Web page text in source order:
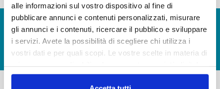
alle informazioni sul vostro dispositivo al fine di
pubblicare annunci e contenuti personalizzati, misurare
gli annunci e i contenuti, ricercare il pubblico e sviluppare
i servizi. Avete la possibilità di scegliere chi utilizza i
vostri dati e per quali scopi. Le vostre scelte in materia di
in cui avete effettuato le vostre scelte. È possibile
© Copyright 2017 - 2026
GLOSSARIO
GIUDICA IL SERVIZIO
LAVORA CON NOI